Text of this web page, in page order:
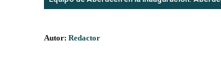
Autor: Redactor